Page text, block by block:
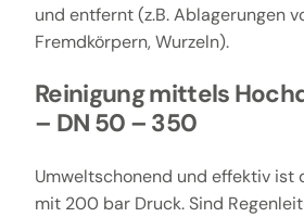
und entfernt (z.B. Ablagerungen
Fremdkörpern, Wurzeln).
Reinigung mittels
– DN 50 – 350
Umweltschonend und effektiv ist
mit 200 bar Druck. Sind